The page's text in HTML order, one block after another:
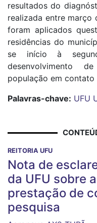
resultados do
realizada entre março
foram aplicados
residências do
se início à
desenvolvimento
população em
Palavras-chave: UFU
REITORIA UFU
Nota de
da UFU sobre
prestação de
pesquisa